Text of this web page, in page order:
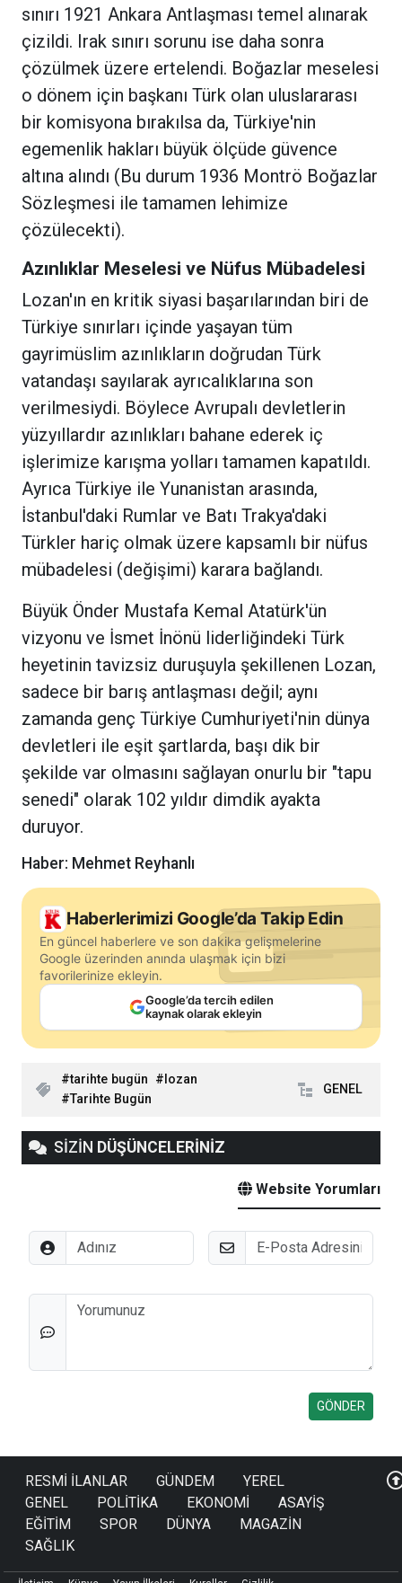
sınırı 1921 Ankara Antlaşması temel alınarak
çizildi. Irak sınırı sorunu ise daha sonra
çözülmek üzere ertelendi. Boğazlar meselesi
o dönem için başkanı Türk olan uluslararası
bir komisyona bırakılsa da, Türkiye'nin
egemenlik hakları büyük ölçüde güvence
altına alındı (Bu durum 1936 Montrö Boğazlar
Sözleşmesi ile tamamen lehimize
çözülecekti).
Azınlıklar Meselesi ve Nüfus Mübadelesi
Lozan'ın en kritik siyasi başarılarından biri de
Türkiye sınırları içinde yaşayan tüm
gayrimüslim azınlıkların doğrudan Türk
vatandaşı sayılarak ayrıcalıklarına son
verilmesiydi. Böylece Avrupalı devletlerin
yüzyıllardır azınlıkları bahane ederek iç
işlerimize karışma yolları tamamen kapatıldı.
Ayrıca Türkiye ile Yunanistan arasında,
İstanbul'daki Rumlar ve Batı Trakya'daki
Türkler hariç olmak üzere kapsamlı bir nüfus
mübadelesi (değişimi) karara bağlandı.
Büyük Önder Mustafa Kemal Atatürk'ün
vizyonu ve İsmet İnönü liderliğindeki Türk
heyetinin tavizsiz duruşuyla şekillenen Lozan,
sadece bir barış antlaşması değil; aynı
zamanda genç Türkiye Cumhuriyeti'nin dünya
devletleri ile eşit şartlarda, başı dik bir
şekilde var olmasını sağlayan onurlu bir "tapu
senedi" olarak 102 yıldır dimdik ayakta
duruyor.
Haber: Mehmet Reyhanlı
Haberlerimizi Google’da Takip Edin
En güncel haberlere ve son dakika gelişmelerine
Google üzerinden anında ulaşmak için bizi
favorilerinize ekleyin.
Google’da tercih edilen
kaynak olarak ekleyin
tarihte bugün
lozan
Tarihte Bugün
GENEL
SİZİN DÜŞÜNCELERİNİZ
Website Yorumları
Adınız E-Posta
Düşünceleriniz
RESMİ İLANLAR GÜNDEM
YEREL
GENEL
POLİTİKA EKONOMİ
ASAYİŞ
EĞİTİM
SPOR DÜNYA
MAGAZİN
SAĞLIK